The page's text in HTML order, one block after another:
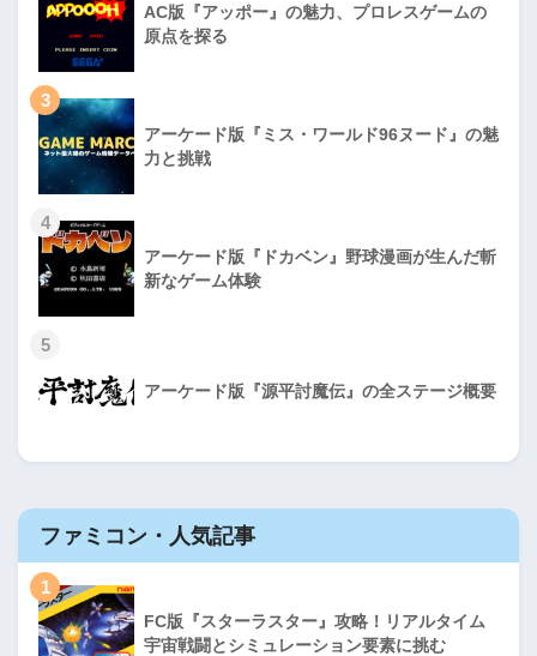
AC版『アッポー』の魅力、プロレスゲームの
原点を探る
3
アーケード版『ミス・ワールド96ヌード』の魅
力と挑戦
4
アーケード版『ドカベン』野球漫画が生んだ斬
新なゲーム体験
5
アーケード版『源平討魔伝』の全ステージ概要
ファミコン・人気記事
1
FC版『スターラスター』攻略！リアルタイム
宇宙戦闘とシミュレーション要素に挑む